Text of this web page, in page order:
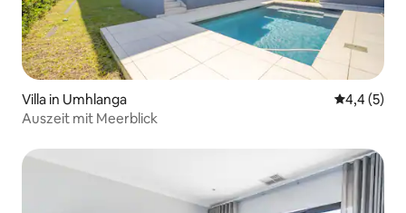
Villa in Umhlanga
4,4 (5)
Auszeit mit Meerblick